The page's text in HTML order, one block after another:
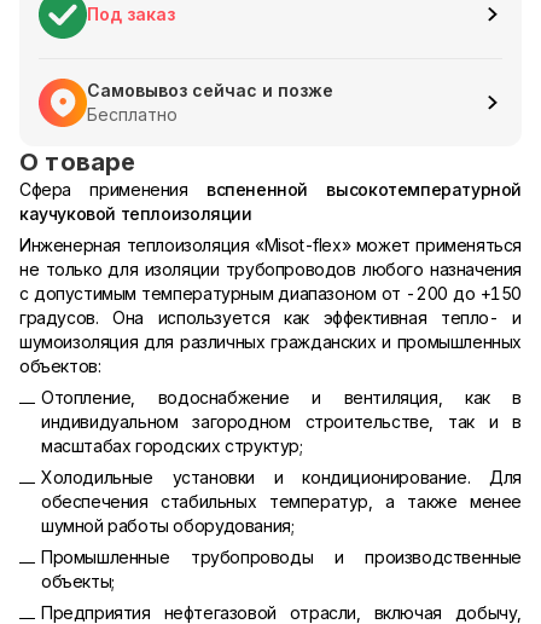
Под заказ
Самовывоз сейчас и позже
Бесплатно
О товаре
Сфера применения вспененной высокотемпературной
каучуковой теплоизоляции
Инженерная теплоизоляция «Misot-flex» может применяться
не только для изоляции трубопроводов любого назначения
с допустимым температурным диапазоном от -200 до +150
градусов. Она используется как эффективная тепло- и
шумоизоляция для различных гражданских и промышленных
объектов:
Отопление, водоснабжение и вентиляция, как в
индивидуальном загородном строительстве, так и в
масштабах городских структур;
Холодильные установки и кондиционирование. Для
обеспечения стабильных температур, а также менее
шумной работы оборудования;
Промышленные трубопроводы и производственные
объекты;
Предприятия нефтегазовой отрасли, включая добычу,